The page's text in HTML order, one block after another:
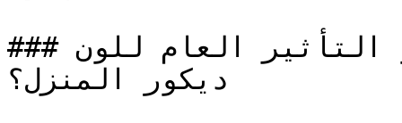
### ما هو التأثير العام للون NCS S 3020-G60Y على
ديكور المنزل؟